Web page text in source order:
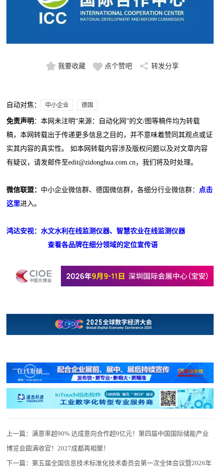
我要收藏 点个赞吧 转发分享
自动对焦： 中小企业 德国
免责声明 ：本网未注明“来源：自动化网”的文/图等稿件均为转载
稿，本网转载出于传递更多信息之目的，并不意味着赞同其观点或证
实其内容的真实性。 如本网转载内容涉及版权问题以及对文章内容
有疑议，请发邮件至edit@zidonghua.com.cn，我们将及时处理。
微信联盟： 中小企业微信群、德国微信群，各细分行业微信群： 点击
这里进入。
鸿达安视：水文水利在线监测仪器、智慧农业在线监测仪器
查看各品牌在细分领域的定位宣传语
上一篇：满意率超90% 达成意向合作超9亿元！第四届中国国际储能产业
博览会圆满收官！2027成都再相聚！
下一篇：第五届全国信息技术标准化技术委员会第一次全体会议暨2026年